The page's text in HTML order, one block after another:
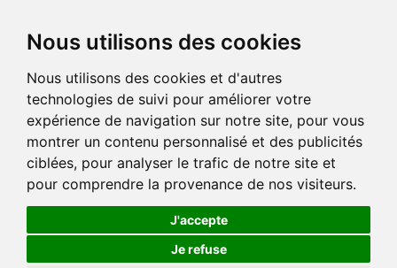
Nous utilisons des cookies
Nous utilisons des cookies et d'autres
technologies de suivi pour améliorer votre
expérience de navigation sur notre site, pour vous
montrer un contenu personnalisé et des publicités
ciblées, pour analyser le trafic de notre site et
pour comprendre la provenance de nos visiteurs.
J'accepte
Je refuse